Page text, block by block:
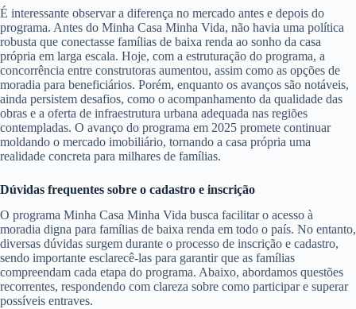
É interessante observar a diferença no mercado antes e depois do
programa. Antes do Minha Casa Minha Vida, não havia uma política
robusta que conectasse famílias de baixa renda ao sonho da casa
própria em larga escala. Hoje, com a estruturação do programa, a
concorrência entre construtoras aumentou, assim como as opções de
moradia para beneficiários. Porém, enquanto os avanços são notáveis,
ainda persistem desafios, como o acompanhamento da qualidade das
obras e a oferta de infraestrutura urbana adequada nas regiões
contempladas. O avanço do programa em 2025 promete continuar
moldando o mercado imobiliário, tornando a casa própria uma
realidade concreta para milhares de famílias.
Dúvidas frequentes sobre o cadastro e inscrição
O programa Minha Casa Minha Vida busca facilitar o acesso à
moradia digna para famílias de baixa renda em todo o país. No entanto,
diversas dúvidas surgem durante o processo de inscrição e cadastro,
sendo importante esclarecê-las para garantir que as famílias
compreendam cada etapa do programa. Abaixo, abordamos questões
recorrentes, respondendo com clareza sobre como participar e superar
possíveis entraves.